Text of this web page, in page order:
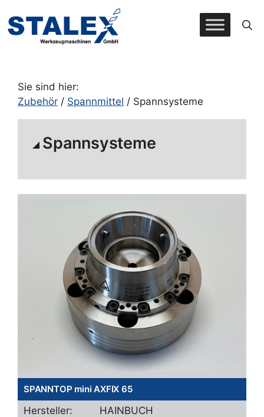
Inhalt
springen
Sie sind hier:
Zubehör / Spannmittel / Spannsysteme
Spannsysteme
SPANNTOP mini AXFIX 65
Hersteller: HAINBUCH